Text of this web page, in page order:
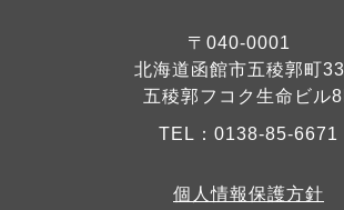
〒040-0001
北海道函館市五稜郭町
五稜郭フコク生命ビル
TEL： 0138-85-6671
個人情報保護方針